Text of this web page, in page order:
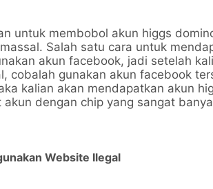
untuk membobol akun higgs
Salah satu cara untuk
akun facebook, jadi setelah
cobalah gunakan akun facebook
kalian akan mendapatkan akun
dengan chip yang sangat
Website Ilegal